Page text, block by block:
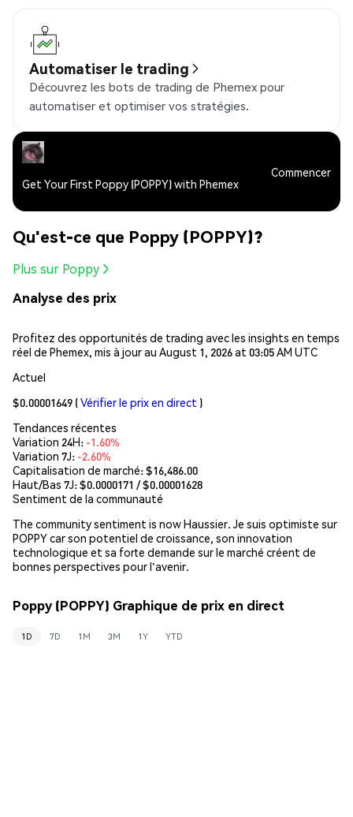
Automatiser le trading
Découvrez les bots de trading de Phemex pour
automatiser et optimiser vos stratégies.
Get Your First Poppy (POPPY) with Phemex
Commencer
Qu'est-ce que Poppy (POPPY)?
Plus sur Poppy
Analyse des prix
Profitez des opportunités de trading avec les insights en temps
réel de Phemex, mis à jour au August 1, 2026 at 03:05 AM UTC
Actuel
$0.00001649 (Vérifier le prix en direct )
Tendances récentes
Variation 24H: -1.60%
Variation 7J: -2.60%
Capitalisation de marché:$16,486.00
Haut/Bas 7J: $0.0000171 / $0.00001628
Sentiment de la communauté
The community sentiment is now Haussier. Je suis optimiste sur
POPPY car son potentiel de croissance, son innovation
technologique et sa forte demande sur le marché créent de
bonnes perspectives pour l'avenir.
Poppy (POPPY) Graphique de prix en direct
1D 7D 1M 3M 1Y YTD